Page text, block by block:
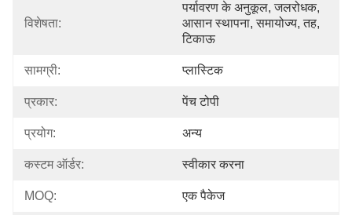
विशेषता:
पर्यावरण के अनुकूल, जलरोधक,
आसान स्थापना, समायोज्य, तह,
टिकाऊ
सामग्री: प्लास्टिक
प्रकार: पेंच टोपी
प्रयोग: अन्य
कस्टम ऑर्डर: स्वीकार करना
MOQ: एक पैकेज